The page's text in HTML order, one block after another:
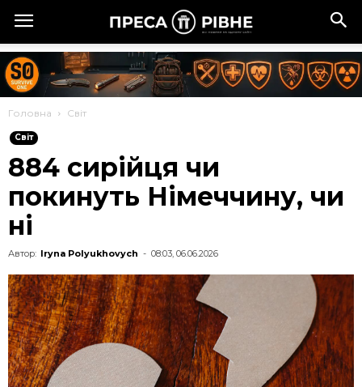
Головна Cвіт
Cвіт
884 сирійця чи
покинуть Німеччину, чи
ні
Автор: Iryna Polyukhovych - 08:03, 06.06.2026